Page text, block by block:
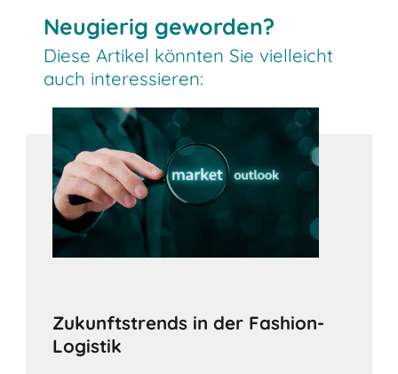
Neugierig geworden?
Diese Artikel könnten Sie vielleicht
auch interessieren:
Zukunftstrends in der Fashion-
Logistik